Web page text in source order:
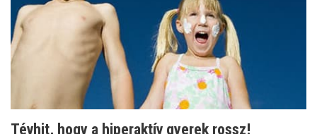
Tévhit, hogy a hiperaktív gyerek rossz!